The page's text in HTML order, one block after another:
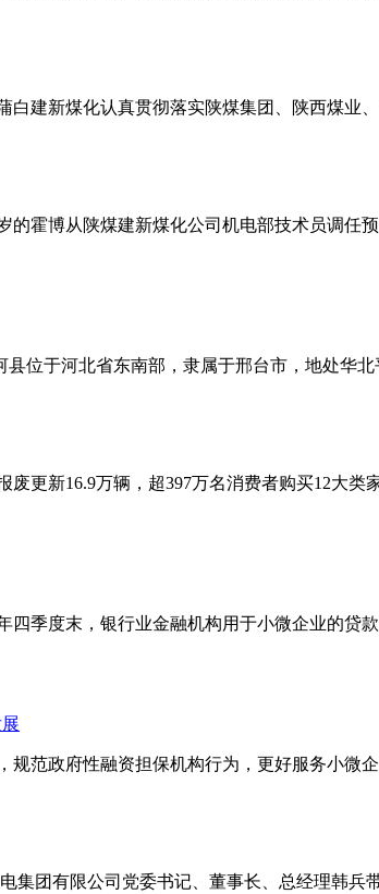
建新煤化认真贯彻落实陕煤集团、陕西煤业
的霍博从陕煤建新煤化公司机电部技术员调
位于河北省东南部，隶属于邢台市，地处华
更新16.9万辆，超397万名消费者购买12大
季度末，银行业金融机构用于小微企业的贷
范政府性融资担保机构行为，更好服务小微
集团有限公司党委书记、董事长、总经理韩